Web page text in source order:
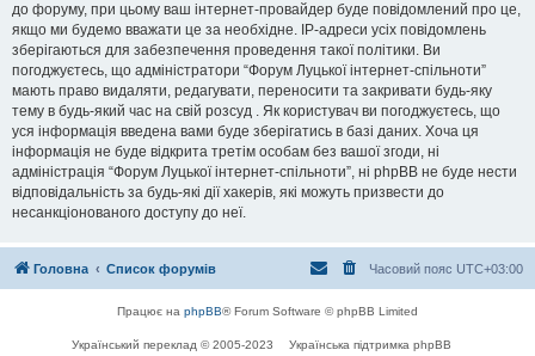
до форуму, при цьому ваш інтернет-провайдер буде повідомлений про це,
якщо ми будемо вважати це за необхідне. IP-адреси усіх повідомлень
зберігаються для забезпечення проведення такої політики. Ви
погоджуєтесь, що адміністратори “Форум Луцької інтернет-спільноти”
мають право видаляти, редагувати, переносити та закривати будь-яку
тему в будь-який час на свій розсуд . Як користувач ви погоджуєтесь, що
уся інформація введена вами буде зберігатись в базі даних. Хоча ця
інформація не буде відкрита третім особам без вашої згоди, ні
адміністрація “Форум Луцької інтернет-спільноти”, ні phpBB не буде нести
відповідальність за будь-які дії хакерів, які можуть призвести до
несанкціонованого доступу до неї.
Головна Список форумів Часовий пояс UTC+03:00
Працює на phpBB® Forum Software © phpBB Limited
Український переклад © 2005-2023 Українська підтримка phpBB